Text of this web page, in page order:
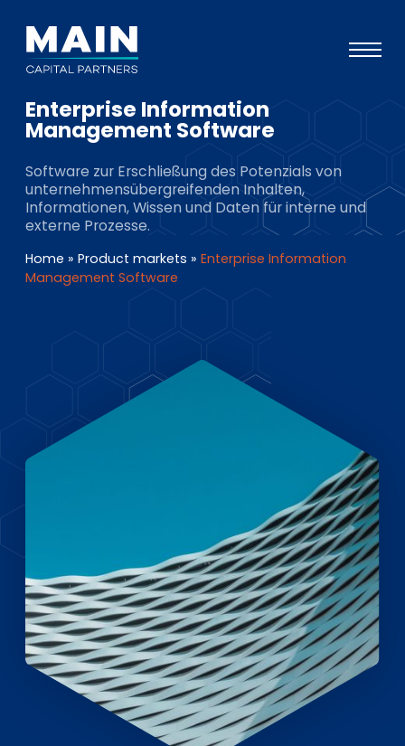
Portfolio
Wissen
Veranstaltungen
Investoren
Team
Enterprise Information
Management Software
Software zur Erschließung des Potenzials von
unternehmensübergreifenden Inhalten,
Informationen, Wissen und Daten für interne und
externe Prozesse.
Home » Product markets » Enterprise Information
Management Software